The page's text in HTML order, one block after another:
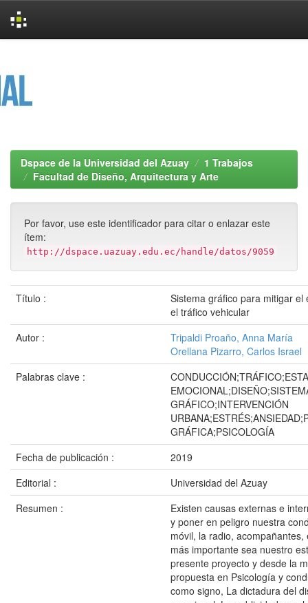
Dspace de la Universidad del Azuay
1 Trabajos
Facultad de Diseño, Arquitectura y Arte
Por favor, use este identificador para citar o enlazar este
ítem:
http://dspace.uazuay.edu.ec/handle/datos/9059
Título :
Sistema gráfico para mitigar el
el tráfico vehicular
Autor :
Tripaldi Proaño, Anna María
Orellana Pizarro, Carlos Israel
Palabras clave :
GRÁFICO;INTERVENCIÓN
GRÁFICA;PSICOLOGÍA
Fecha de publicación :
2019
Editorial :
Universidad del Azuay
Resumen :
Existen causas externas e
y poner en peligro nuestra
móvil, la radio,
más importante sea nuestro
presente proyecto y desde la
propuesta en Psicología y
como signo, La dictadura del